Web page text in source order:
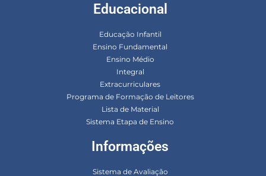
Educacional
Educação Infantil
Ensino Fundamental
Ensino Médio
Integral
Extracurriculares
Programa de Formação de Leitores
Lista de Material
Sistema Etapa de Ensino
Informações
Sistema de Avaliação